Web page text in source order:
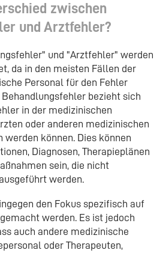
zwischen
und Arztfehler?
und "Arztfehler" werden
da in den meisten Fällen der
Personal für den Fehler
bezieht sich
in der medizinischen
oder anderen medizinischen
werden können. Dies können
Diagnosen, Therapieplänen
sein, die nicht
werden.
den Fokus spezifisch auf
werden. Es ist jedoch
auch andere medizinische
oder Therapeuten,